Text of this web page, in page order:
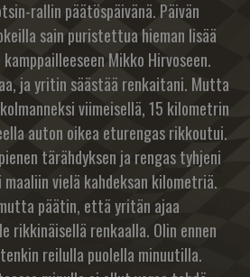
rallin päätöspäivänä. Päivän
sain puristettua hieman lisää
Mikko Hirvoseen.
ja yritin säästää renkaitani. Mutta
viimeisellä, 15 kilometrin
auton oikea eturengas rikkoutui.
tärähdyksen ja rengas tyhjeni
vielä kahdeksan kilometriä.
päätin, että yritän ajaa
rikkinäisellä renkaalla. Olin ennen
reilulla puolella minuutilla.